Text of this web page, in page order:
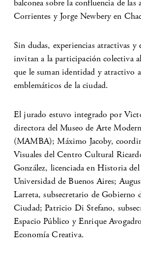
balconea sobre la confluencia de las
Corrientes y Jorge Newbery en
Sin dudas, experiencias atractivas y
invitan a la participación colectiva
que le suman identidad y atractivo
emblemáticos de la ciudad.
El jurado estuvo integrado por
directora del Museo de Arte
(MAMBA); Máximo Jacoby,
Visuales del Centro Cultural
González, licenciada en Historia
Universidad de Buenos Aires;
Larreta, subsecretario de Gobierno
Ciudad; Patricio Di Stefano,
Espacio Público y Enrique
Economía Creativa.